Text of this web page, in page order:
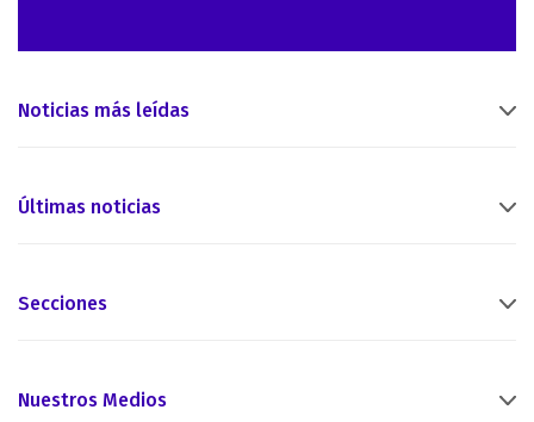
Noticias más leídas
Últimas noticias
Secciones
Nuestros Medios